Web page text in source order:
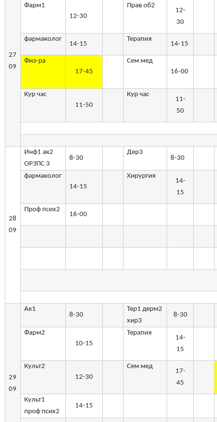
27
09
Фарм1
12-30
Прав об2
12-
30
фармаколог
14-15
Терапия
14-15
Физ-ра
17-45
Сем мед
16-00
Кур час
11-50
Кур час
11-
50
28
09
Инф1 ак2
ОРЗПС 3
8-30
Дер3
8-30
фармаколог
14-15
Хирургия
14-
15
Проф псих2
16-00
29
09
Ак1
8-30
Тер1 дерм2
хир3
8-30
Фарм2
10-15
Терапия
14-
15
Культ2
12-30
Сем мед
17-
45
Культ1
проф псих2
14-15